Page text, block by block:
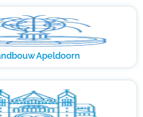
Apeldoorn